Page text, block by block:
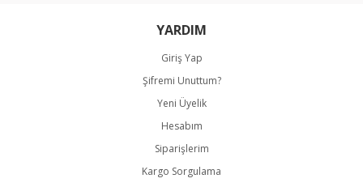
Bu ürüne benzer farklı alternatifler olmalı.
Gönder
YARDIM
Giriş Yap
Şifremi Unuttum?
Yeni Üyelik
Hesabım
Siparişlerim
Kargo Sorgulama